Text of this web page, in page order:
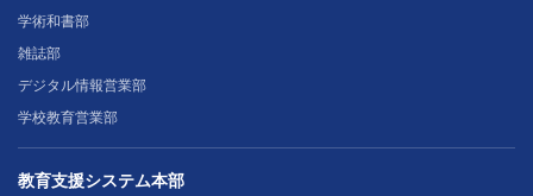
学術和書部
雑誌部
デジタル情報営業部
学校教育営業部
教育支援システム本部